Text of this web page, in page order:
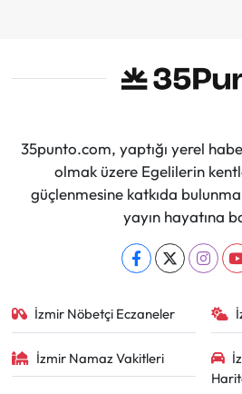
35punto.com, yaptığı yerel
olmak üzere Egelilerin
güçlenmesine katkıda
yayın hayatına
İzmir Nöbetçi Eczaneler
İzmir Namaz Vakitleri